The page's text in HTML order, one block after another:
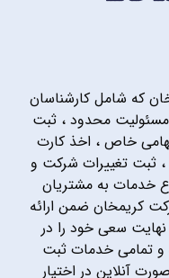
که شامل کارشناسان
محدود ، ثبت
خاص ، اخذ کارت
، ثبت تغییرات شرکت و
خدمات به مشتریان
کریمخان ضمن ارائه
نهایت سعی خود را در
و تمامی خدمات ثبت
آنلاین در اختیار